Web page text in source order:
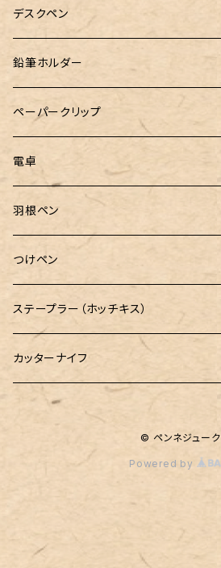
&Liebe(アンドリーベ)
デスクペン
24季 スタビライズドウッド
鉛筆ホルダー
LOGステーショナリー
ペーパークリップ
電卓
CASIO（カシオ）
羽根ペン
ボルトレッティ
ルビナート
つけペン
ボルトレッティ
ステープラー（ホッチキス）
エルカスコ
カッターナイフ
工房sokoharo（そこはろ）
© ペンネジューク
Powered by